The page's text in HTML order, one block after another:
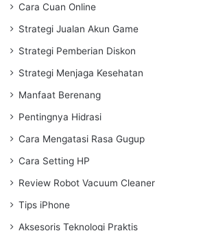
Cara Cuan Online
Strategi Jualan Akun Game
Strategi Pemberian Diskon
Strategi Menjaga Kesehatan
Manfaat Berenang
Pentingnya Hidrasi
Cara Mengatasi Rasa Gugup
Cara Setting HP
Review Robot Vacuum Cleaner
Tips iPhone
Aksesoris Teknologi Praktis